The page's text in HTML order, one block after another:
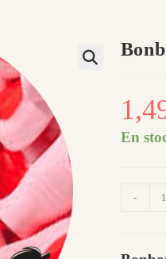
En
-